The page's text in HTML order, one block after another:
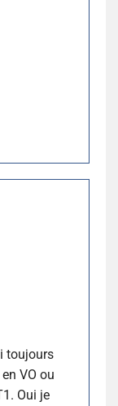
toujours
VO ou
Oui je